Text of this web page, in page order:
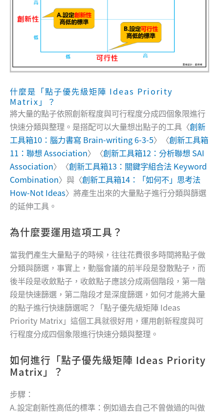
什麼是「點子優先級矩陣 Ideas Priority
Matrix」？
將大量的點子依照創新程度與可行程度分成四個象限進行
快速分類與整理。是搭配可以大量想出點子的工具〈創新
工具箱10：腦力書寫 Brain-writing 6-3-5〉〈創新工具箱
11：聯想 Association〉〈創新工具箱12：分析聯想 SAI
Association〉〈創新工具箱13：關鍵字組合法 Keyword
Combination〉與〈創新工具箱14：「如何不」思考法
How-Not Ideas〉將產生出來的大量點子進行分類與篩選
的延伸工具。
為什麼要運用這項工具？
當我們產生大量點子的時候，往往花費很多時間將點子做
分類與篩選，事實上，動腦會議的前半段是發散點子，而
後半段是收斂點子，收斂點子應該分成兩個階段，第一階
段是快速篩選，第二階段才是深度篩選，如何才能將大量
的點子進行快速篩選呢？「點子優先級矩陣 Ideas
Priority Matrix」這個工具就很好用，運用創新程度與可
行程度分成四個象限進行快速分類與整理。
如何進行「點子優先級矩陣 Ideas Priority
Matrix」？
步驟：
A.設定創新性高低的標準：例如過去自己不曾做過的叫做